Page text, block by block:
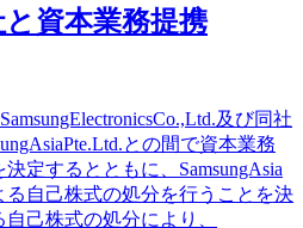
と資本業務提携
及び同社
との間で資本業務
定するとともに、SamsungAsia
自己株式の処分を行うことを決
己株式の処分により、